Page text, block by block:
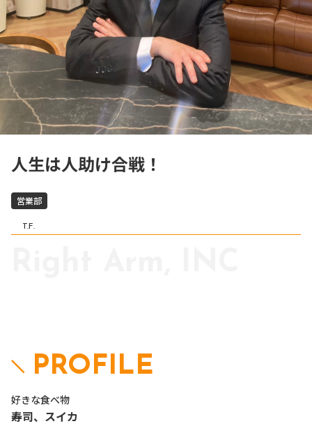
人生は人助け合戦！
営業部
T.F.
PROFILE
好きな食べ物
寿司、スイカ